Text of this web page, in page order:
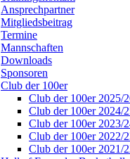
Ansprechpartner
Mitgliedsbeitrag
Termine
Mannschaften
Downloads
Sponsoren
Club der 100er
Club der 100er 2025/
Club der 100er 2024/
Club der 100er 2023/
Club der 100er 2022/
Club der 100er 2021/